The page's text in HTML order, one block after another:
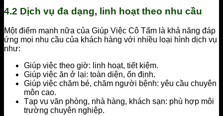
4.2 Dịch vụ đa dạng, linh hoạt theo nhu cầu
Một điểm mạnh nữa của Giúp Việc Cô Tấm là khả năng đáp
ứng mọi nhu cầu của khách hàng với nhiều loại hình dịch vụ
như:
Giúp việc theo giờ: linh hoạt, tiết kiệm.
Giúp việc ăn ở lại: toàn diện, ổn định.
Giúp việc chăm bé, chăm người bệnh: yêu cầu chuyên
môn cao.
Tạp vụ văn phòng, nhà hàng, khách sạn: phù hợp môi
trường chuyên nghiệp.